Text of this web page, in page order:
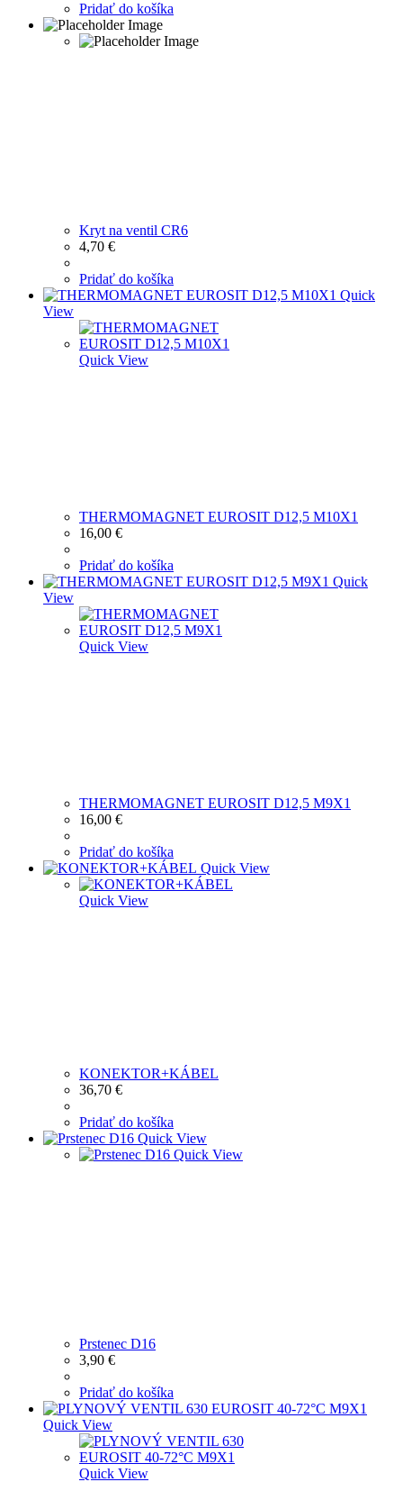
Pridať do košíka
Kryt na ventil CR6
4,70 €
Pridať do košíka
Quick
View
Quick View
THERMOMAGNET EUROSIT D12,5 M10X1
16,00 €
Pridať do košíka
Quick
View
Quick View
THERMOMAGNET EUROSIT D12,5 M9X1
16,00 €
Pridať do košíka
Quick View
Quick View
KONEKTOR+KÁBEL
36,70 €
Pridať do košíka
Quick View
Quick View
Prstenec D16
3,90 €
Pridať do košíka
Quick View
Quick View